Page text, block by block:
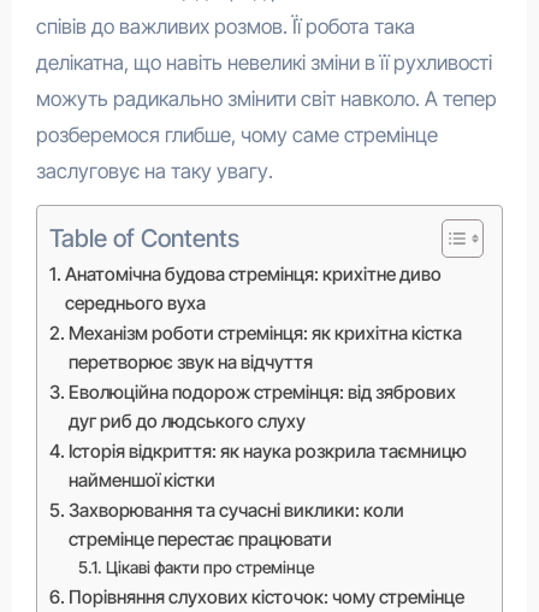
співів до важливих розмов. Її робота така
делікатна, що навіть невеликі зміни в її рухливості
можуть радикально змінити світ навколо. А тепер
розберемося глибше, чому саме стремінце
заслуговує на таку увагу.
Table of Contents
Анатомічна будова стремінця: крихітне диво
середнього вуха
Механізм роботи стремінця: як крихітна кістка
перетворює звук на відчуття
Еволюційна подорож стремінця: від зябрових
дуг риб до людського слуху
Історія відкриття: як наука розкрила таємницю
найменшої кістки
Захворювання та сучасні виклики: коли
стремінце перестає працювати
Цікаві факти про стремінце
Порівняння слухових кісточок: чому стремінце